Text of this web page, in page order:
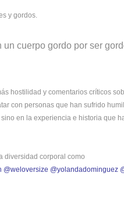
y gordos.
cuerpo gordo por ser
hostilidad y comentarios críticos
con personas que han sufrido
en la experiencia e historia que
diversidad corporal como
@weloversize @yolandadominguez